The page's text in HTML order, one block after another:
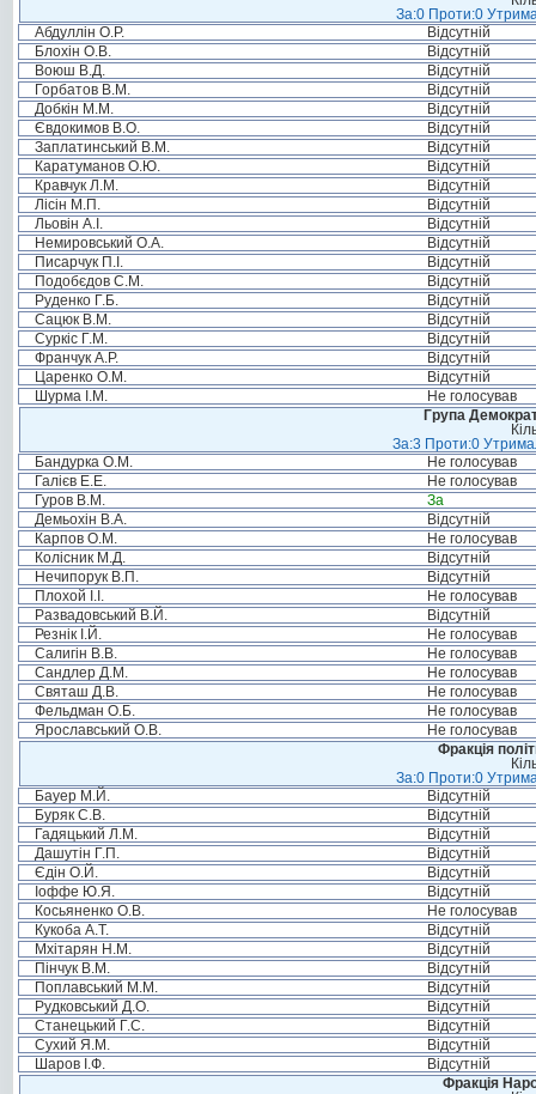
За:0 Проти:0
Абдуллін О.Р.
Відсутній
Блохін О.В.
Відсутній
Воюш В.Д.
Відсутній
Горбатов В.М.
Відсутній
Добкін М.М.
Відсутній
Євдокимов В.О.
Відсутній
Заплатинський В.М.
Відсутній
Каратуманов О.Ю.
Відсутній
Кравчук Л.М.
Відсутній
Лісін М.П.
Відсутній
Льовін А.І.
Відсутній
Немировський О.А.
Відсутній
Писарчук П.І.
Відсутній
Подобєдов С.М.
Відсутній
Руденко Г.Б.
Відсутній
Сацюк В.М.
Відсутній
Суркіс Г.М.
Відсутній
Франчук А.Р.
Відсутній
Царенко О.М.
Відсутній
Шурма І.М.
Не голосував
Група
За:3 Проти:0
Бандурка О.М.
Не голосував
Галієв Е.Е.
Не голосував
Гуров В.М.
За
Демьохін В.А.
Відсутній
Карпов О.М.
Не голосував
Колісник М.Д.
Відсутній
Нечипорук В.П.
Відсутній
Плохой І.І.
Не голосував
Развадовський В.Й.
Відсутній
Резнік І.Й.
Не голосував
Салигін В.В.
Не голосував
Сандлер Д.М.
Не голосував
Святаш Д.В.
Не голосував
Фельдман О.Б.
Не голосував
Ярославський О.В.
Не голосував
Фракція
За:0 Проти:0
Бауер М.Й.
Відсутній
Буряк С.В.
Відсутній
Гадяцький Л.М.
Відсутній
Дашутін Г.П.
Відсутній
Єдін О.Й.
Відсутній
Іоффе Ю.Я.
Відсутній
Косьяненко О.В.
Не голосував
Кукоба А.Т.
Відсутній
Мхітарян Н.М.
Відсутній
Пінчук В.М.
Відсутній
Поплавський М.М.
Відсутній
Рудковський Д.О.
Відсутній
Станецький Г.С.
Відсутній
Сухий Я.М.
Відсутній
Шаров І.Ф.
Відсутній
Фракція